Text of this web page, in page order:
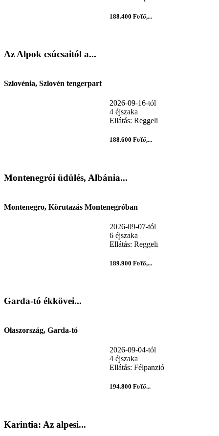
188.400 Ft/fő,...
Az Alpok csúcsaitól a...
Szlovénia, Szlovén tengerpart
2026-09-16-tól
4 éjszaka
Ellátás: Reggeli
188.600 Ft/fő,...
Montenegrói üdülés, Albánia...
Montenegro, Körutazás Montenegróban
2026-09-07-tól
6 éjszaka
Ellátás: Reggeli
189.900 Ft/fő,...
Garda-tó ékkövei...
Olaszország, Garda-tó
2026-09-04-tól
4 éjszaka
Ellátás: Félpanzió
194.800 Ft/fő...
Karintia: Az alpesi...